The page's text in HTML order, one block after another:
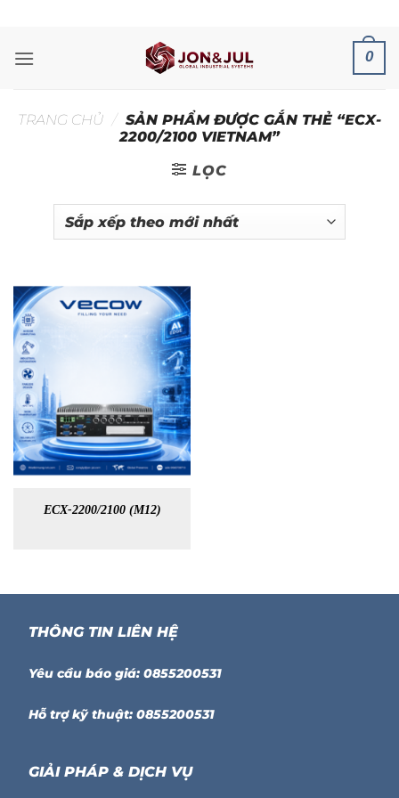
nội
0
TRANG CHỦ / SẢN PHẨM ĐƯỢC GẮN THẺ “ECX-
2200/2100 VIETNAM”
LỌC
ECX-2200/2100 (M12)
THÔNG TIN LIÊN HỆ
Yêu cầu báo giá: 0855200531
Hỗ trợ kỹ thuật: 0855200531
GIẢI PHÁP & DỊCH VỤ